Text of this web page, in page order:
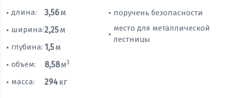
• длина: 3,56м
• ширина:2,25м
• глубина: 1,5м
• объем: 8,58м3
• масса: 294 кг
• поручень безопасности
•
место для металлической
лестницы